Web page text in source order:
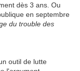
dès 3 ans. Ou
en septembre
du trouble des
outil de lutte